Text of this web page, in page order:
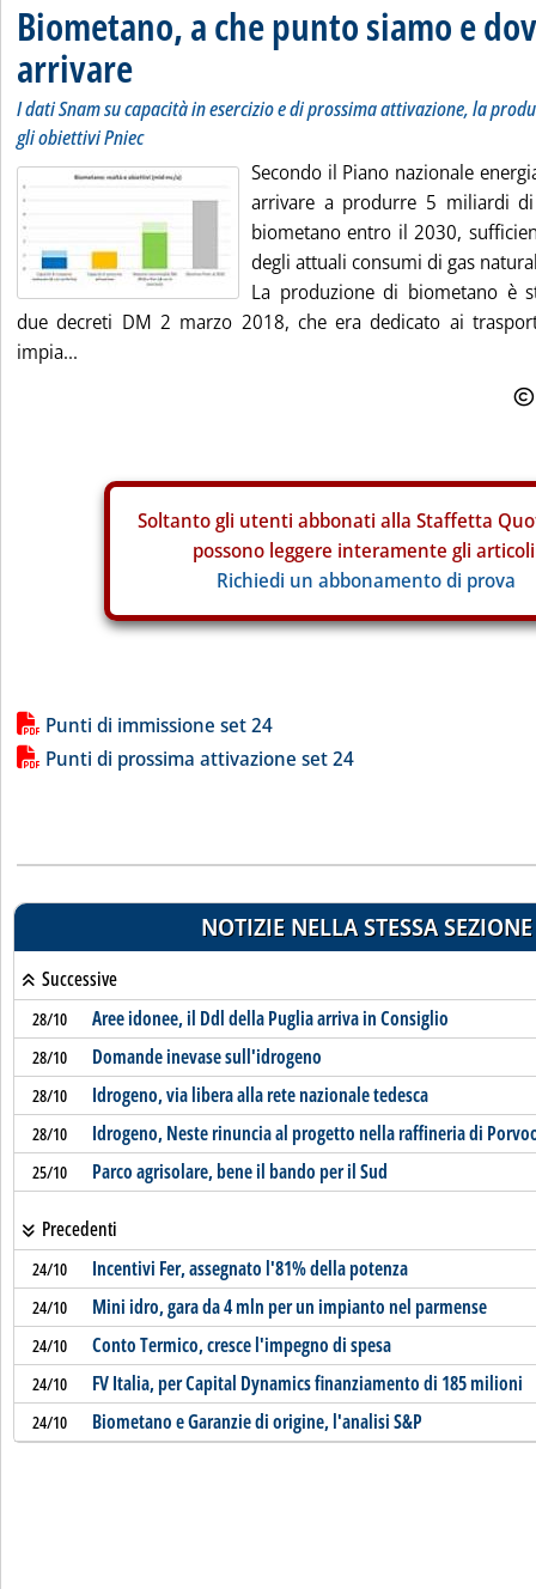
Biometano, a che punto siamo e
arrivare
I dati Snam su capacità in esercizio e di prossima attivazione, la
gli obiettivi Pniec
Secondo il Piano nazionale
arrivare a produrre 5 miliardi
biometano entro il 2030,
degli attuali consumi di gas
La produzione di biometano è
due decreti DM 2 marzo 2018, che era dedicato ai
impia...
Soltanto gli utenti abbonati alla Staffetta
possono leggere interamente gli
Richiedi un abbonamento di prova
Lista allegati PDF alla notizia
Punti di immissione set 24
Punti di prossima attivazione set 24
NOTIZIE NELLA STESSA SEZIONE
Successive
28/10 Aree idonee, il Ddl della Puglia arriva in Consiglio
28/10 Domande inevase sull'idrogeno
28/10 Idrogeno, via libera alla rete nazionale tedesca
28/10 Idrogeno, Neste rinuncia al progetto nella raffineria di
25/10 Parco agrisolare, bene il bando per il Sud
Precedenti
24/10 Incentivi Fer, assegnato l'81% della potenza
24/10 Mini idro, gara da 4 mln per un impianto nel parmense
24/10 Conto Termico, cresce l'impegno di spesa
24/10 FV Italia, per Capital Dynamics finanziamento di 185 milioni
24/10 Biometano e Garanzie di origine, l'analisi S&P